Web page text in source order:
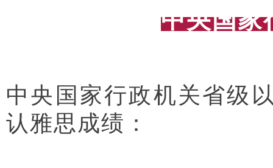
中央国家
中央国家行政机关省级
认雅思成绩：